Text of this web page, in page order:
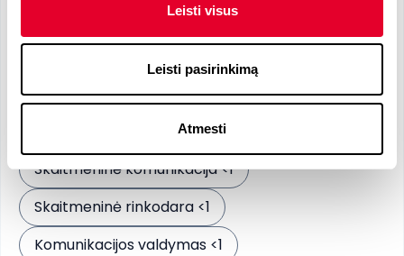
Leisti visus
Leisti pasirinkimą
Atmesti
Pageidaujami įgūdžiai
Socialinių tinklų valdymas <1
Skaitmeninė komunikacija <1
Skaitmeninė rinkodara <1
Komunikacijos valdymas <1